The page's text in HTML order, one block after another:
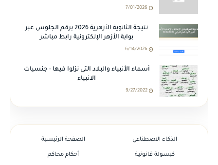
7/01/2026
نتيجة الثانوية الأزهرية 2026 برقم الجلوس عبر
بوابة الأزهر الإلكترونية رابط مباشر
6/14/2026
أسماء الأنبياء والبلاد التى نزلوا فيها - جنسيات
الانبياء
9/27/2022
الصفحة الرئيسية الذكاء الاصطناعي
أحكام محاكم كبسولة قانونية